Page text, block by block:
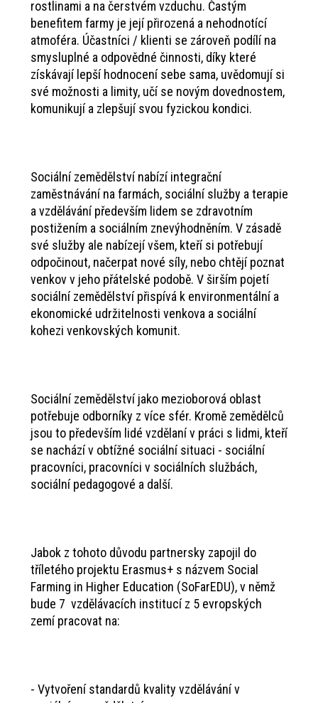
rostlinami a na čerstvém vzduchu. Častým
benefitem farmy je její přirozená a nehodnotící
atmoféra. Účastníci / klienti se zároveň podílí na
smysluplné a odpovědné činnosti, díky které
získávají lepší hodnocení sebe sama, uvědomují si
své možnosti a limity, učí se novým dovednostem,
komunikují a zlepšují svou fyzickou kondici.
Sociální zemědělství nabízí integrační
zaměstnávání na farmách, sociální služby a terapie
a vzdělávání především lidem se zdravotním
postižením a sociálním znevýhodněním. V zásadě
své služby ale nabízejí všem, kteří si potřebují
odpočinout, načerpat nové síly, nebo chtějí poznat
venkov v jeho přátelské podobě. V širším pojetí
sociální zemědělství přispívá k environmentální a
ekonomické udržitelnosti venkova a sociální
kohezi venkovských komunit.
Sociální zemědělství jako mezioborová oblast
potřebuje odborníky z více sfér. Kromě zemědělců
jsou to především lidé vzdělaní v práci s lidmi, kteří
se nachází v obtížné sociální situaci - sociální
pracovníci, pracovníci v sociálních službách,
sociální pedagogové a další.
Jabok z tohoto důvodu partnersky zapojil do
tříletého projektu Erasmus+ s názvem Social
Farming in Higher Education (SoFarEDU), v němž
bude 7 vzdělávacích institucí z 5 evropských
zemí pracovat na:
- Vytvoření standardů kvality vzdělávání v